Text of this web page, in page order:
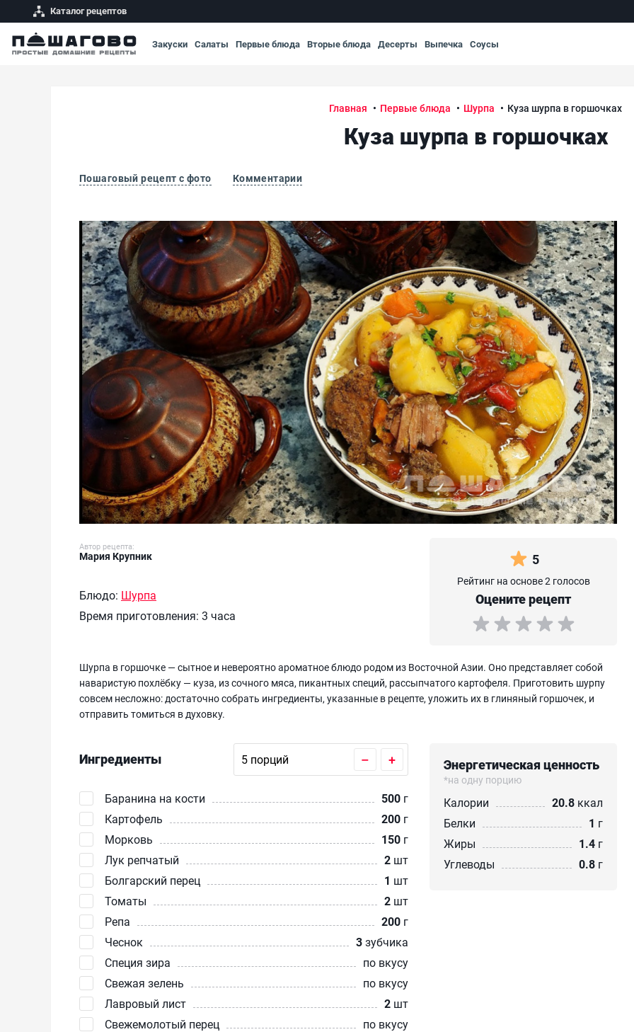
Каталог рецептов
Закуски Салаты Первые блюда Вторые блюда Десерты Выпечка Соусы
Главная Первые блюда Шурпа Куза шурпа в горшочках
Куза шурпа в горшочках
Пошаговый рецепт с фото Комментарии
Куза шурпа в горшочках
Автор рецепта:
Мария Крупник
Блюдо: Шурпа
Время приготовления: 3 часа
5
Рейтинг на основе 2 голосов
Оцените рецепт
Шурпа в горшочке — сытное и невероятно ароматное блюдо родом из Восточной Азии. Оно представляет собой
наваристую похлёбку — куза, из сочного мяса, пикантных специй, рассыпчатого картофеля. Приготовить шурпу
совсем несложно: достаточно собрать ингредиенты, указанные в рецепте, уложить их в глиняный горшочек, и
отправить томиться в духовку.
Ингредиенты – +
Баранина на кости 500 г
Картофель
200 г
Морковь
150 г
Лук репчатый
2 шт
Болгарский перец
1 шт
Томаты
2 шт
Репа
200 г
Чеснок
3зубчика
Специя зира
по вкусу
Свежая зелень
по вкусу
Лавровый лист
2 шт
Свежемолотый перец
по вкусу
Энергетическая ценность
*на одну порцию
Калории 20.8 ккал
Белки
1 г
Жиры
1.4 г
Углеводы
0.8 г